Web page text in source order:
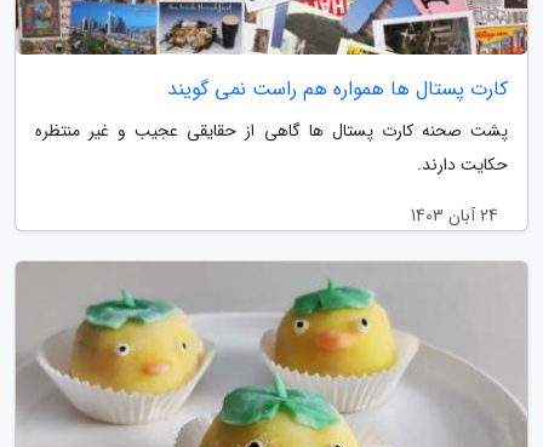
کارت پستال ها همواره هم راست نمی گویند
پشت صحنه کارت پستال ها گاهی از حقایقی عجیب و غیر منتظره
حکایت دارند.
24 آبان 1403